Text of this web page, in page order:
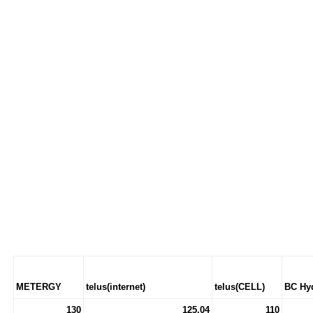
METERGY telus(internet) telus(CELL) BC
130 125.04 110